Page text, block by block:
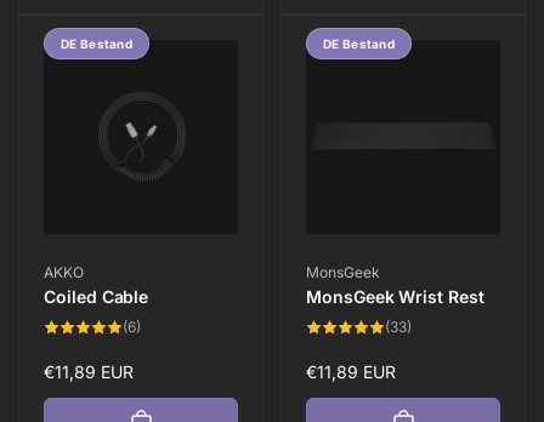
DE Bestand
Anbieter:
AKKO
Coiled Cable
(6)
Normaler
Preis
€11,89 EUR
DE Bestand
Anbieter:
MonsGeek
MonsGeek Wrist Rest
(33)
Normaler
Preis
€11,89 EUR